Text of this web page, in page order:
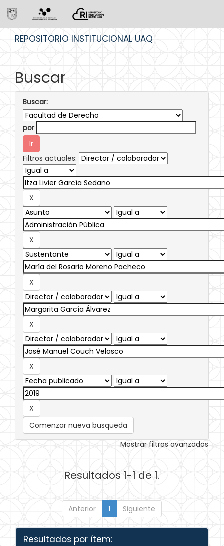
REPOSITORIO INSTITUCIONAL UAQ
Buscar
Buscar:
por
Filtros actuales:
Comenzar nueva busqueda
Mostrar filtros avanzados
Resultados 1-1 de 1.
Anterior 1 Siguiente
Resultados por ítem: